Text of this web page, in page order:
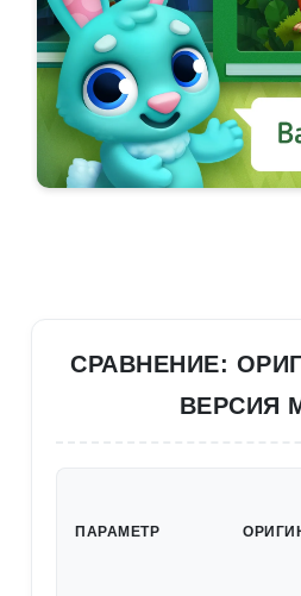
СРАВНЕНИЕ:
ВЕРСИЯ
ПАРАМЕТР